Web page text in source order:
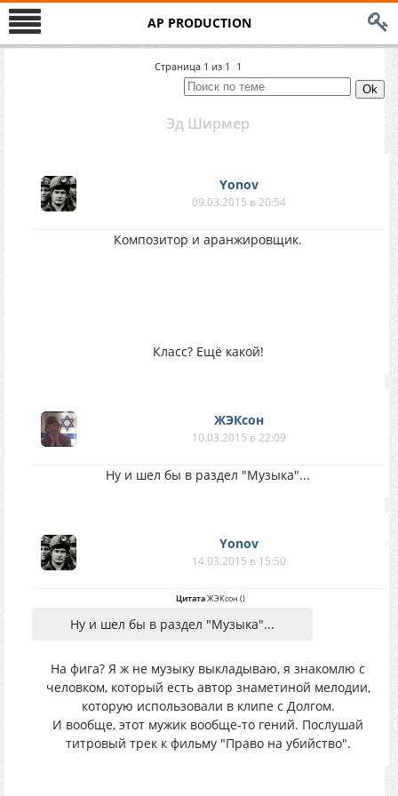
AP PRODUCTION
Страница 1 из 1 1
Эд Ширмер
Yonov
09.03.2015 в 20:54
Композитор и аранжировщик.
Класс? Ещё какой!
ЖЭКсон
10.03.2015 в 22:09
Ну и шел бы в раздел "Музыка"...
Yonov
14.03.2015 в 15:50
ЦитатаЖЭКсон ()
Ну и шел бы в раздел "Музыка"...
На фига? Я ж не музыку выкладываю, я знакомлю с
человком, который есть автор знаметиной мелодии,
которую использовали в клипе с Долгом.
И вообще, этот мужик вообще-то гений. Послушай
титровый трек к фильму "Право на убийство".